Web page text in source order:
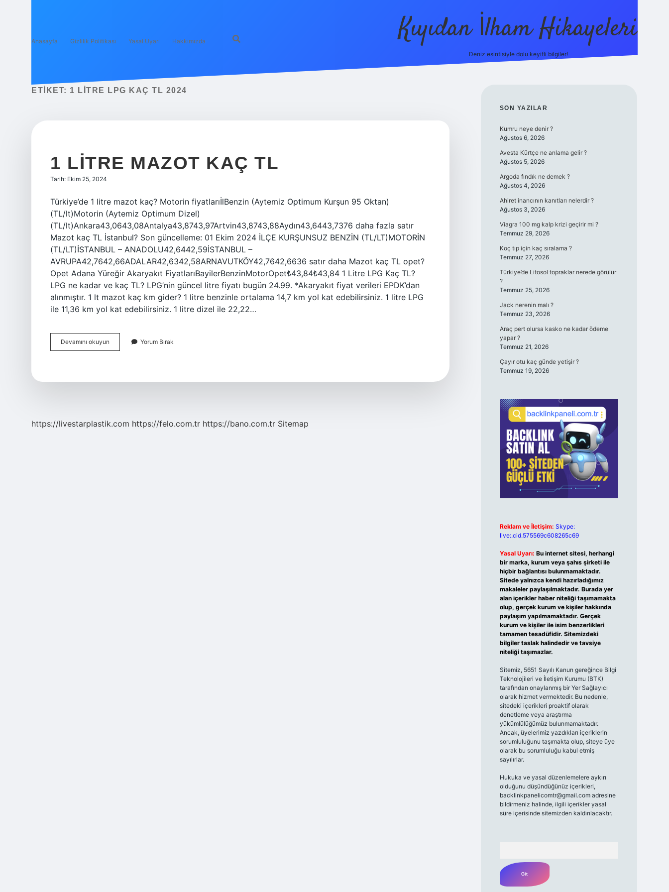
Anasayfa Gizlilik Politikası Yasal Uyarı Hakkımızda Kıyıdan İlham Hikayeleri
Deniz esintisiyle dolu keyifli bilgiler!
ETIKET: 1 LITRE LPG KAÇ TL 2024
1 LITRE MAZOT KAÇ TL
Tarih: Ekim 25, 2024
Türkiye’de 1 litre mazot kaç? Motorin fiyatlarıİlBenzin (Aytemiz Optimum Kurşun 95 Oktan)
(TL/lt)Motorin (Aytemiz Optimum Dizel)
(TL/lt)Ankara43,0643,08Antalya43,8743,97Artvin43,8743,88Aydın43,6443,7376 daha fazla satır
Mazot kaç TL İstanbul? Son güncelleme: 01 Ekim 2024 İLÇE KURŞUNSUZ BENZİN (TL/LT)MOTORİN
(TL/LT)İSTANBUL – ANADOLU42,6442,59İSTANBUL –
AVRUPA42,7642,66ADALAR42,6342,58ARNAVUTKÖY42,7642,6636 satır daha Mazot kaç TL opet?
Opet Adana Yüreğir Akaryakıt FiyatlarıBayilerBenzinMotorOpet₺43,84₺43,84 1 Litre LPG Kaç TL?
LPG ne kadar ve kaç TL? LPG’nin güncel litre fiyatı bugün 24.99. *Akaryakıt fiyat verileri EPDK’dan
alınmıştır. 1 lt mazot kaç km gider? 1 litre benzinle ortalama 14,7 km yol kat edebilirsiniz. 1 litre LPG
ile 11,36 km yol kat edebilirsiniz. 1 litre dizel ile 22,22…
Devamını okuyun
Litre
Yorum Bırak
https://livestarplastik.com https://felo.com.tr https://bano.com.tr Sitemap
SIDEBAR
SON YAZILAR
Kumru neye denir ?
Ağustos 6, 2026
Avesta Kürtçe ne anlama gelir ?
Ağustos 5, 2026
Argoda fındık ne demek ?
Ağustos 4, 2026
Ahiret inancının kanıtları nelerdir ?
Ağustos 3, 2026
Viagra 100 mg kalp krizi geçirir mi ?
Temmuz 29, 2026
Koç tıp için kaç sıralama ?
Temmuz 27, 2026
Türkiye’de Litosol topraklar nerede görülür
?
Temmuz 25, 2026
Jack nerenin malı ?
Temmuz 23, 2026
Araç pert olursa kasko ne kadar ödeme
yapar ?
Temmuz 21, 2026
Çayır otu kaç günde yetişir ?
Temmuz 19, 2026
Reklam ve İletişim: Skype:
live:.cid.575569c608265c69
Yasal Uyarı: Bu internet sitesi, herhangi
bir marka, kurum veya şahıs şirketi ile
hiçbir bağlantısı bulunmamaktadır.
Sitede yalnızca kendi hazırladığımız
makaleler paylaşılmaktadır. Burada yer
alan içerikler haber niteliği taşımamakta
olup, gerçek kurum ve kişiler hakkında
paylaşım yapılmamaktadır. Gerçek
kurum ve kişiler ile isim benzerlikleri
tamamen tesadüfidir. Sitemizdeki
bilgiler taslak halindedir ve tavsiye
niteliği taşımazlar.
Sitemiz, 5651 Sayılı Kanun gereğince Bilgi
Teknolojileri ve İletişim Kurumu (BTK)
tarafından onaylanmış bir Yer Sağlayıcı
olarak hizmet vermektedir. Bu nedenle,
sitedeki içerikleri proaktif olarak
denetleme veya araştırma
yükümlülüğümüz bulunmamaktadır.
Ancak, üyelerimiz yazdıkları içeriklerin
sorumluluğunu taşımakta olup, siteye üye
olarak bu sorumluluğu kabul etmiş
sayılırlar.
Hukuka ve yasal düzenlemelere aykırı
olduğunu düşündüğünüz içerikleri,
backlinkpanelicomtr@gmail.comadresine
bildirmeniz halinde, ilgili içerikler yasal
süre içerisinde sitemizden kaldırılacaktır.